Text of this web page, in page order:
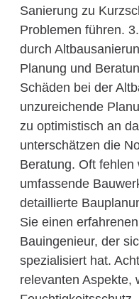
Sanierung zu
Problemen führen.
durch
Planung und
Schäden bei der
unzureichende
zu optimistisch an
unterschätzen die
Beratung. Oft
umfassende
detaillierte
Sie einen
Bauingenieur, der
spezialisiert hat.
relevanten Aspekte,